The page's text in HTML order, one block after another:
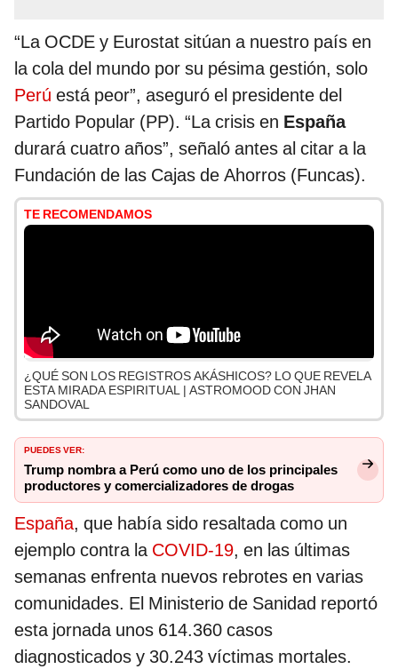
“La OCDE y Eurostat sitúan a nuestro país en
la cola del mundo por su pésima gestión, solo
Perú está peor”, aseguró el presidente del
Partido Popular (PP). “La crisis en España
durará cuatro años”, señaló antes al citar a la
Fundación de las Cajas de Ahorros (Funcas).
TE RECOMENDAMOS
¿QUÉ SON LOS REGISTROS AKÁSHICOS? LO QUE REVELA
ESTA MIRADA ESPIRITUAL | ASTROMOOD CON JHAN
SANDOVAL
PUEDES VER:
Trump nombra a Perú como uno de los principales
productores y comercializadores de drogas
España, que había sido resaltada como un
ejemplo contra la COVID-19, en las últimas
semanas enfrenta nuevos rebrotes en varias
comunidades. El Ministerio de Sanidad reportó
esta jornada unos 614.360 casos
diagnosticados y 30.243 víctimas mortales.